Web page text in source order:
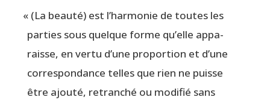
« (La beau­té) est l’harmonie de toutes les
par­ties sous quelque forme qu’elle appa­
raisse, en ver­tu d’une pro­por­tion et d’une
cor­res­pon­dance telles que rien ne puisse
être ajou­té, retran­ché ou modi­fié sans